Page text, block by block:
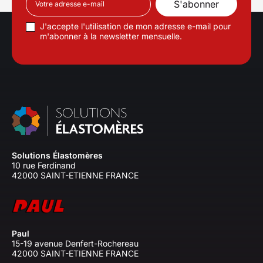
J'accepte l'utilisation de mon adresse e-mail pour
m'abonner à la newsletter mensuelle.
Solutions Élastomères
10 rue Ferdinand
42000 SAINT-ETIENNE FRANCE
Paul
15-19 avenue Denfert-Rochereau
42000 SAINT-ETIENNE FRANCE